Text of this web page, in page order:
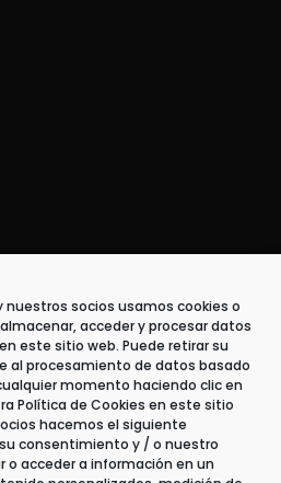
nuestros socios usamos cookies o
acceder y procesar datos
este sitio web. Puede retirar su
al procesamiento de datos basado
momento haciendo clic en
Política de Cookies en este sitio
hacemos el siguiente
consentimiento y / o nuestro
acceder a información en un